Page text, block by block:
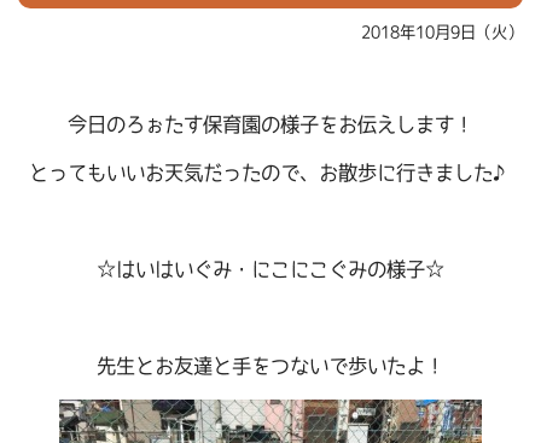
2018年10月9日（火）
今日のろぉたす保育園の様子をお伝えします！
とってもいいお天気だったので、お散歩に行きました♪
☆はいはいぐみ・にこにこぐみの様子☆
先生とお友達と手をつないで歩いたよ！